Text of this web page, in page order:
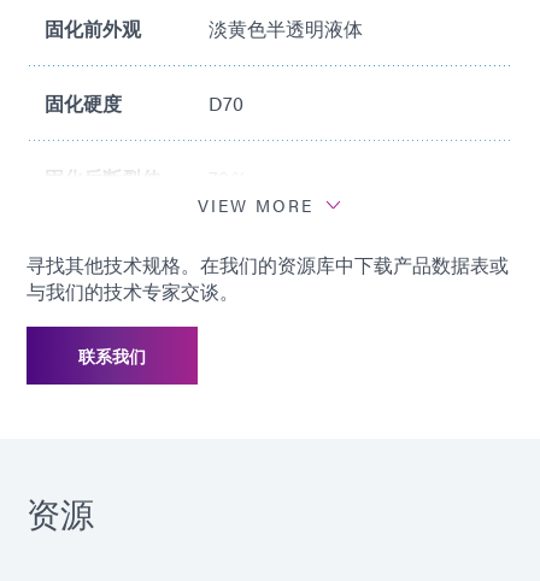
固化前外观 淡黄色半透明液体
固化硬度 D70
固化后断裂伸
推荐基材
不锈钢、PC、PS、聚氨酯、
PVC、ABS
VIEW MORE
寻找其他技术规格。在我们的资源库中下载产品数据表或
与我们的技术专家交谈。
联系我们
资源